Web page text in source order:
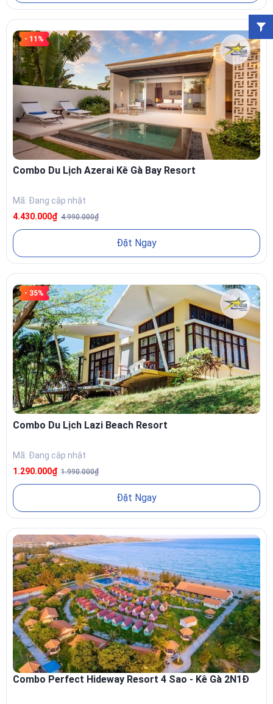
- 11%
Combo Du Lịch Azerai Kê Gà Bay Resort
Mã: Đang cập nhật
4.430.000₫ 4.990.000₫
Đặt Ngay
- 35%
Combo Du Lịch Lazi Beach Resort
Mã: Đang cập nhật
1.290.000₫ 1.990.000₫
Đặt Ngay
Combo Perfect Hideway Resort 4 Sao - Kê Gà 2N1Đ